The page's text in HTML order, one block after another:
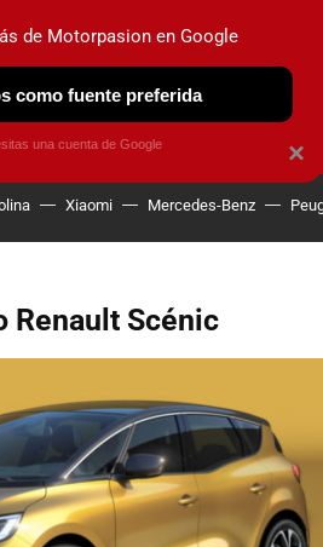
OBSERVATORIO
Xiaomi Mercedes-Benz
Renault Scénic
×
de Motorpasion en Google
como fuente preferida
una cuenta de Google